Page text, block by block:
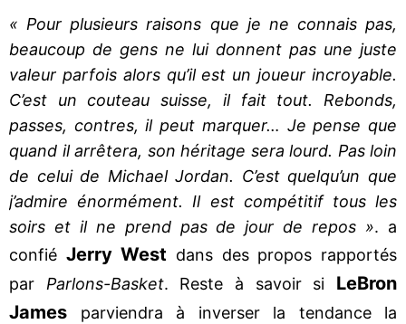
« Pour plusieurs raisons que je ne connais pas,
beaucoup de gens ne lui donnent pas une juste
valeur parfois alors qu’il est un joueur incroyable.
C’est un couteau suisse, il fait tout. Rebonds,
passes, contres, il peut marquer… Je pense que
quand il arrêtera, son héritage sera lourd. Pas loin
de celui de Michael Jordan. C’est quelqu’un que
j’admire énormément. Il est compétitif tous les
soirs et il ne prend pas de jour de repos ». a
confié Jerry West dans des propos rapportés
par Parlons-Basket. Reste à savoir si LeBron
James parviendra à inverser la tendance la